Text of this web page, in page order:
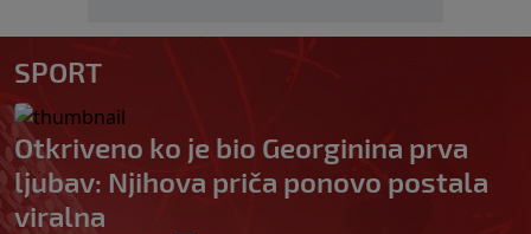
SPORT
Otkriveno ko je bio Georginina prva
ljubav: Njihova priča ponovo postala
viralna